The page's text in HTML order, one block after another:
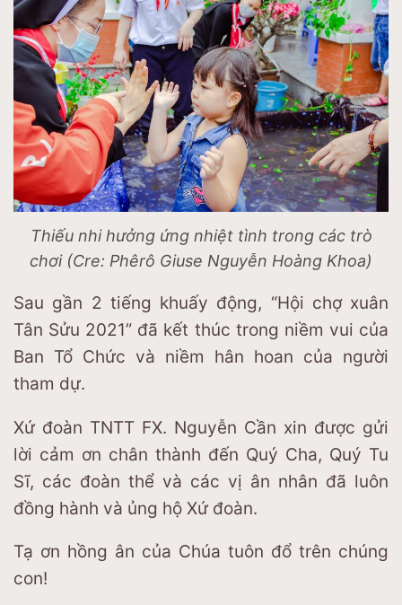
Thiếu nhi hưởng ứng nhiệt tình trong các trò
chơi (Cre: Phêrô Giuse Nguyễn Hoàng Khoa)
Sau gần 2 tiếng khuấy động, “Hội chợ xuân
Tân Sửu 2021” đã kết thúc trong niềm vui của
Ban Tổ Chức và niềm hân hoan của người
tham dự.
Xứ đoàn TNTT FX. Nguyễn Cần xin được gửi
lời cảm ơn chân thành đến Quý Cha, Quý Tu
Sĩ, các đoàn thể và các vị ân nhân đã luôn
đồng hành và ủng hộ Xứ đoàn.
Tạ ơn hồng ân của Chúa tuôn đổ trên chúng
con!